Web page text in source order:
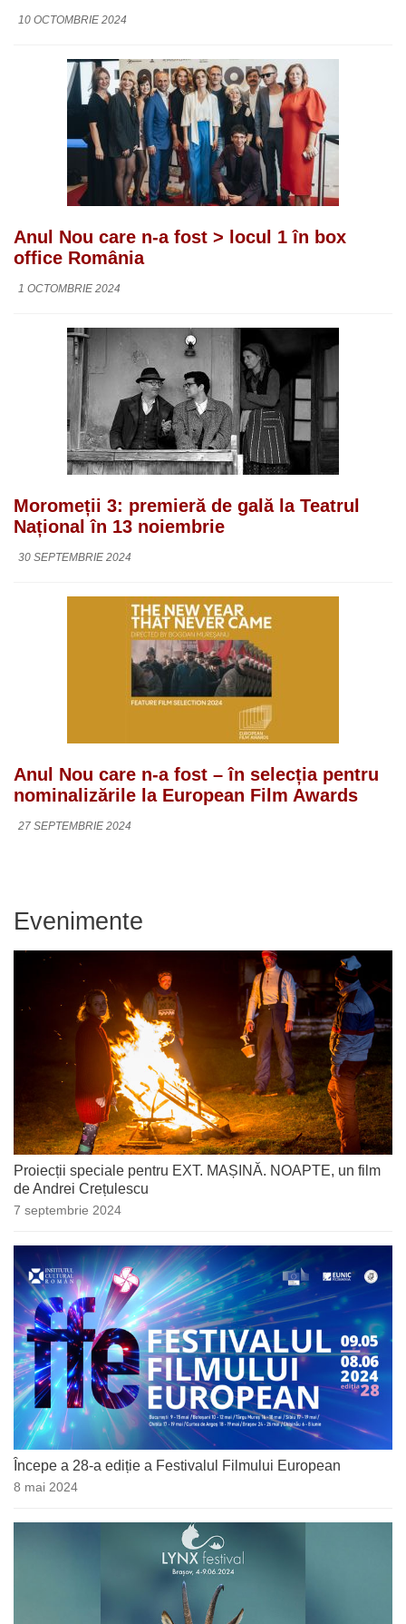
10 OCTOMBRIE 2024
Anul Nou care n-a fost > locul 1 în box
office România
1 OCTOMBRIE 2024
Moromeții 3: premieră de gală la Teatrul
Național în 13 noiembrie
30 SEPTEMBRIE 2024
Anul Nou care n-a fost – în selecția pentru
nominalizările la European Film Awards
27 SEPTEMBRIE 2024
Evenimente
Proiecții speciale pentru EXT. MAȘINĂ. NOAPTE, un film
de Andrei Crețulescu
7 septembrie 2024
Începe a 28-a ediție a Festivalul Filmului European
8 mai 2024